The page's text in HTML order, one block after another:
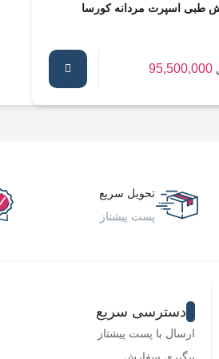
طبی اسپرت مردانه کورسا
95,500,000
تحویل سریع
پست پیشتاز
دسترسی سریع
ارسال با پست پیشتاز